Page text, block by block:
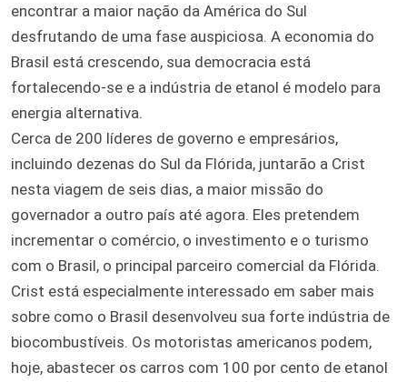
encontrar a maior nação da América do Sul
desfrutando de uma fase auspiciosa. A economia do
Brasil está crescendo, sua democracia está
fortalecendo-se e a indústria de etanol é modelo para
energia alternativa.
Cerca de 200 líderes de governo e empresários,
incluindo dezenas do Sul da Flórida, juntarão a Crist
nesta viagem de seis dias, a maior missão do
governador a outro país até agora. Eles pretendem
incrementar o comércio, o investimento e o turismo
com o Brasil, o principal parceiro comercial da Flórida.
Crist está especialmente interessado em saber mais
sobre como o Brasil desenvolveu sua forte indústria de
biocombustíveis. Os motoristas americanos podem,
hoje, abastecer os carros com 100 por cento de etanol